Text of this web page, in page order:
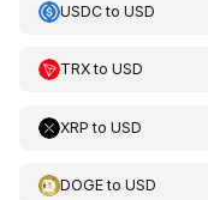
USDCto USD
TRXto USD
XRP to USD
DOGEto USD